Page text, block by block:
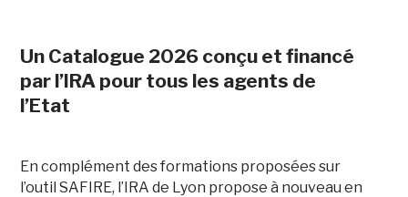
Un Catalogue 2026 conçu et financé
par l’IRA pour tous les agents de
l’Etat
En complément des formations proposées sur
l’outil SAFIRE, l’IRA de Lyon propose à nouveau en